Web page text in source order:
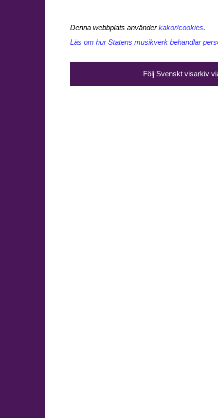
Denna webbplats använderkakor/cookies.
Läs om hur Statens musikverk behandlar
Följ Svenskt visarkiv